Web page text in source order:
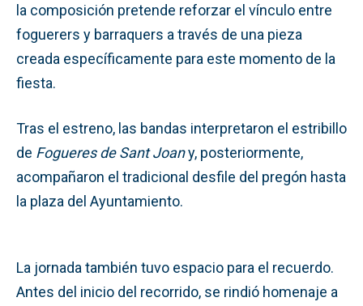
la composición pretende reforzar el vínculo entre
foguerers y barraquers a través de una pieza
creada específicamente para este momento de la
fiesta.
Tras el estreno, las bandas interpretaron el estribillo
de Fogueres de Sant Joany, posteriormente,
acompañaron el tradicional desfile del pregón hasta
la plaza del Ayuntamiento.
La jornada también tuvo espacio para el recuerdo.
Antes del inicio del recorrido, se rindió homenaje a